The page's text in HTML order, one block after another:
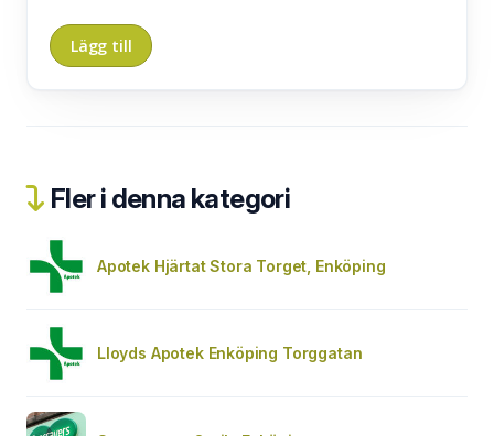
Fler i denna kategori
Apotek Hjärtat Stora Torget, Enköping
Lloyds Apotek Enköping Torggatan